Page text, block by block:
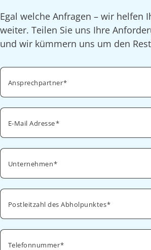
Egal welche Anfragen – wir helfen
weiter. Teilen Sie uns Ihre
und wir kümmern uns um den
Ansprechpartner
E-Mail Adresse
Unternehmen
Postleitzahl des Abholpunktes
Telefonnummer